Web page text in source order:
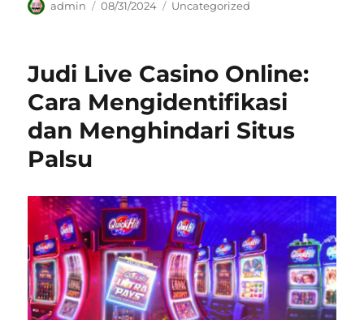
Author
admin
Posted
08/31/2024 Categories
Uncategorized
Judi Live Casino Online:
Cara Mengidentifikasi
dan Menghindari Situs
Palsu